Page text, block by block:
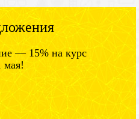
— 15% на курс
мая!